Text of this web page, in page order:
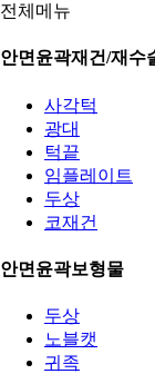
전체메뉴
안면윤곽재건/재수
사각턱
광대
턱끝
임플레이트
두상
코재건
안면윤곽보형물
두상
노블캣
귀족